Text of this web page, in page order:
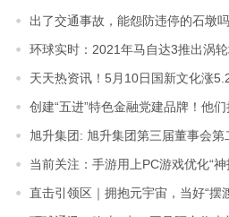
出了交通事故，能怨防违停的石墩
环球实时：2021年马自达3推出涡
创建“五进”特色金融党建品牌！他
旭升集团: 旭升集团第三届董事会